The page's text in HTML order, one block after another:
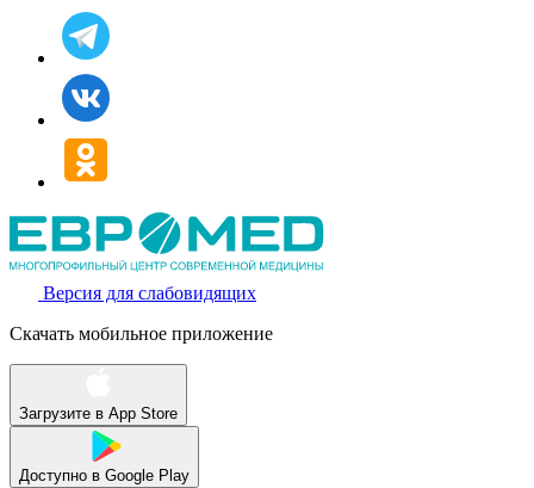
Версия для слабовидящих
Скачать мобильное приложение
Загрузите в App Store
Доступно в Google Play